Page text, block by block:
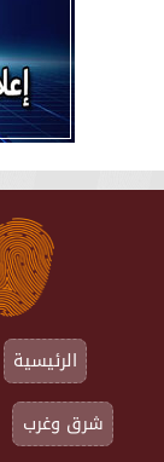
الرئيسية
شرق وغرب